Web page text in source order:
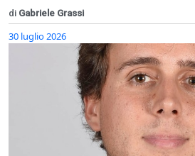
di Gabriele Grassi
30 luglio 2026